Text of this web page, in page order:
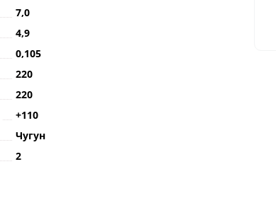
7,0
4,9
0,105
220
220
+110
Чугун
2